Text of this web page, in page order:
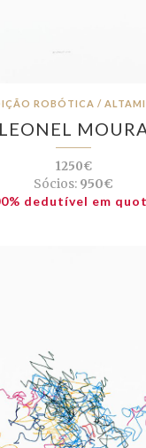
ROBÓTICA /
LEONEL
1250€
Sócios: 950€
dedutível em